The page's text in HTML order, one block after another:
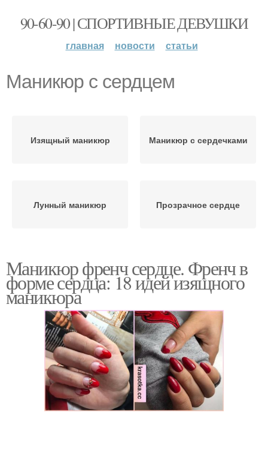
90-60-90 | СПОРТИВНЫЕ ДЕВУШКИ
главная новости статьи
Маникюр с сердцем
Изящный маникюр Маникюр с сердечками
Лунный маникюр Прозрачное сердце
Маникюр френч сердце. Френч в
форме сердца: 18 идей изящного
маникюра